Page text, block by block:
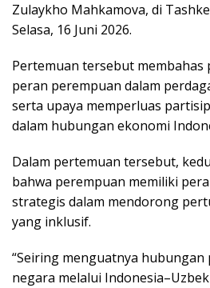
Zulaykho Mahkamova, di
Selasa, 16 Juni 2026.
Pertemuan tersebut membahas
peran perempuan dalam
serta upaya memperluas
dalam hubungan ekonomi
Dalam pertemuan tersebut,
bahwa perempuan memiliki
strategis dalam mendorong
yang inklusif.
“Seiring menguatnya hubungan
negara melalui